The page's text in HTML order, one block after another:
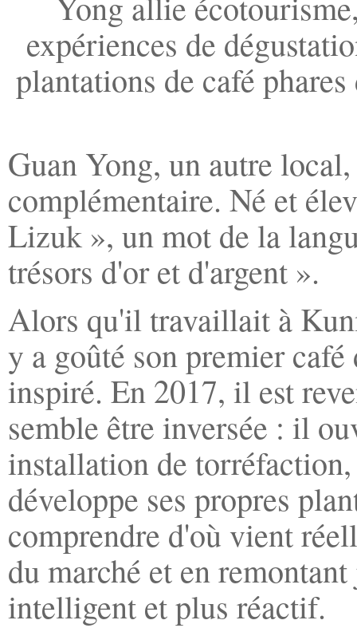
expériences de
plantations de café
Guan Yong, un autre
complémentaire. Né et
Lizuk », un mot de la
trésors d'or et d'argent ».
Alors qu'il travaillait à
y a goûté son premier
inspiré. En 2017, il est
semble être inversée : il
installation de
développe ses propres
comprendre d'où vient
du marché et en
intelligent et plus réactif.